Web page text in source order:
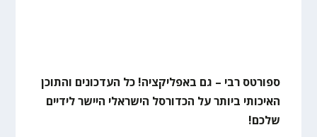
ספורטס רבי – גם באפליקציה! כל העדכונים והתוכן
האיכותי ביותר על הכדורסל הישראלי היישר לידיים
שלכם!